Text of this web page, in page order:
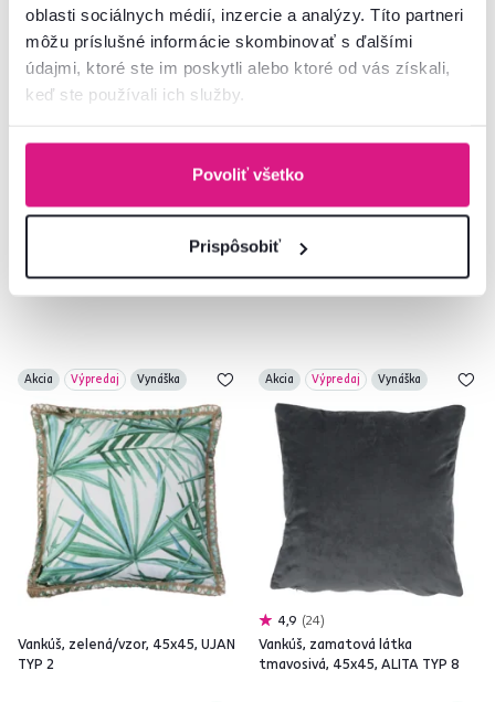
oblasti sociálnych médií, inzercie a analýzy. Títo partneri
môžu príslušné informácie skombinovať s ďalšími
údajmi, ktoré ste im poskytli alebo ktoré od vás získali,
keď ste používali ich služby.
Povoliť všetko
Prispôsobiť
Vankúš, červená/vzor, 45x45,
ARMONI
6,90 €
Vankúš, zelená/vzor, 45x45, UJAN
6,90 €
4,90 €
2 Vzor
Akcia Výpredaj Vynáška
Vankúš, zelená/vzor, 45x45, UJAN
TYP 2
Akcia Výpredaj Vynáška
4,9 24
Vankúš, zamatová látka
tmavosivá, 45x45, ALITA TYP 8